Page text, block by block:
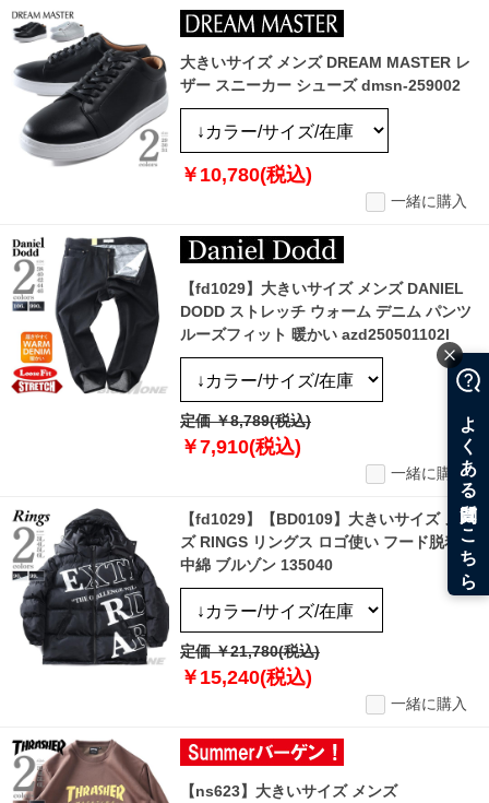
大きいサイズ メンズ DREAM MASTER レ
ザー スニーカー シューズ dmsn-259002
￥10,780(税込)
一緒に購入
【fd1029】大きいサイズ メンズ DANIEL
DODD ストレッチ ウォーム デニム パンツ
ルーズフィット 暖かい azd250501102l
定価 ￥8,789(税込)
￥7,910(税込)
一緒に購入
【fd1029】【BD0109】大きいサイズ メン
ズ RINGS リングス ロゴ使い フード脱着
中綿 ブルゾン 135040
定価 ￥21,780(税込)
￥15,240(税込)
一緒に購入
【ns623】大きいサイズ メンズ